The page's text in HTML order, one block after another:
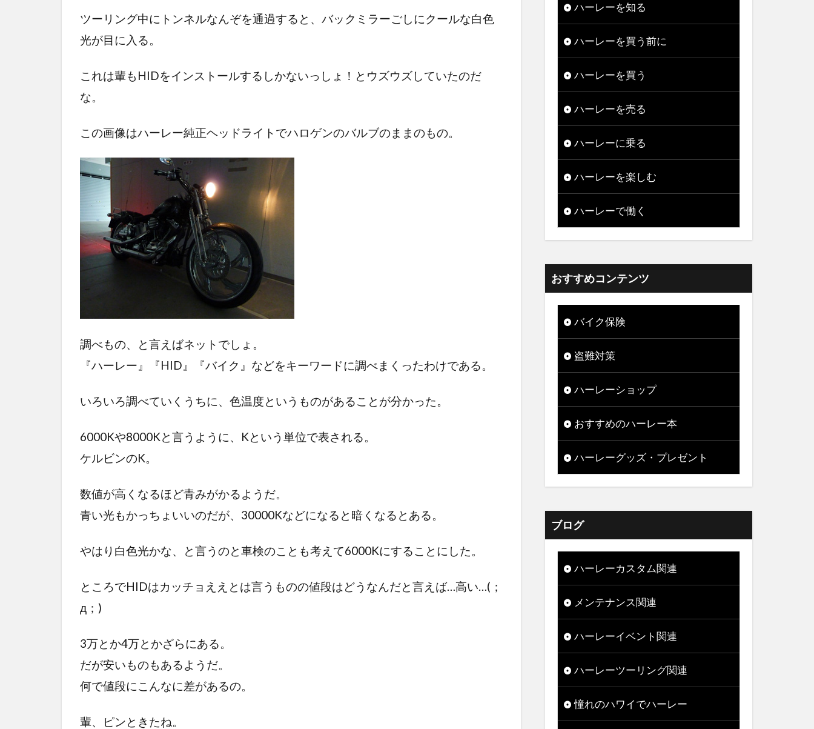
ツーリング中にトンネルなんぞを通過すると、バックミラーごしにクールな白色
光が目に入る。
これは輩もHIDをインストールするしかないっしょ！とウズウズしていたのだ
な。
この画像はハーレー純正ヘッドライトでハロゲンのバルブのままのもの。
調べもの、と言えばネットでしょ。
『ハーレー』『HID』『バイク』などをキーワードに調べまくったわけである。
いろいろ調べていくうちに、色温度というものがあることが分かった。
6000Kや8000Kと言うように、Kという単位で表される。
ケルビンのK。
数値が高くなるほど青みがかるようだ。
青い光もかっちょいいのだが、30000Kなどになると暗くなるとある。
やはり白色光かな、と言うのと車検のことも考えて6000Kにすることにした。
ところでHIDはカッチョええとは言うものの値段はどうなんだと言えば…高い…(；
д；)
3万とか4万とかざらにある。
だが安いものもあるようだ。
何で値段にこんなに差があるの。
輩、ピンときたね。
ハーレーを知る
ハーレーを買う前に
ハーレーを買う
ハーレーを売る
ハーレーに乗る
ハーレーを楽しむ
ハーレーで働く
おすすめコンテンツ
バイク保険
盗難対策
ハーレーショップ
おすすめのハーレー本
ハーレーグッズ・プレゼント
ブログ
ハーレーカスタム関連
メンテナンス関連
ハーレーイベント関連
ハーレーツーリング関連
憧れのハワイでハーレー